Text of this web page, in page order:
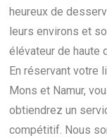
heureux de
leurs environs et
élévateur de haute
En réservant votre
Mons et Namur,
obtiendrez un
compétitif. Nous